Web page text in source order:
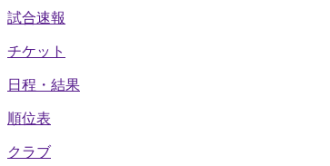
試合速報
チケット
日程・結果
順位表
クラブ